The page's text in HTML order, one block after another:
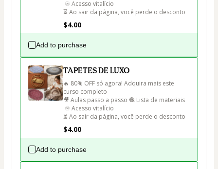
⏳ Ao sair da página, você perde o desconto
$4.00
Add to purchase
TAPETES DE LUXO
🔥 80% OFF só agora! Adquira mais este
curso completo
🎥 Aulas passo a passo 🧶 Lista de materiais
⏳ Ao sair da página, você perde o desconto
$4.00
Add to purchase